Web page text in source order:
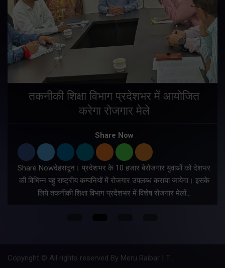
तकनीकी शिक्षा विभाग प्रदेशभर में आयोजित
करेगा रोजगार मेले
Share Now
Share Nowदेहरादून। प्रदेशभर के 10 हजार बेरोजगार युवाओं को देशभर
की विभिन्न बहु राष्ट्रीय कम्पनियों में रोजगार उपलब्ध कराया जायेगा। इसके
लिये तकनीकी शिक्षा विभाग प्रदेशभर में विशेष रोजगार मेलों…
Copyright © All rights reserved By Meru Raibar | Theme by